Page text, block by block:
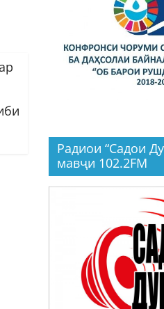
Радиои “Садои
мавҷи 102.2FM